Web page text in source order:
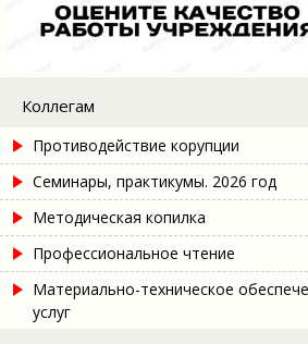
Коллегам
Противодействие корупции
Семинары, практикумы. 2026 год
Методическая копилка
Профессиональное чтение
Материально-техническое
услуг